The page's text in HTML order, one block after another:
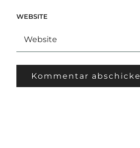
WEBSITE